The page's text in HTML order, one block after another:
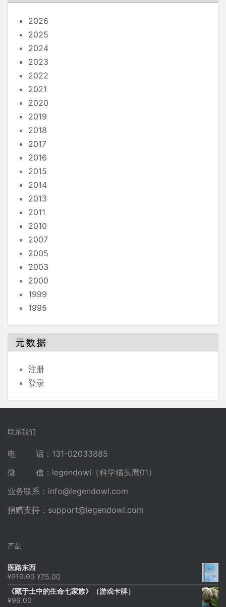
2026
2025
2024
2023
2022
2021
2020
2019
2018
2017
2016
2015
2014
2013
2011
2010
2007
2005
2003
2000
1999
1995
元数据
注册
登录
联系我们
电 话：131-02033885
微 信：legendowl（科学猫头鹰01）
业务联系： info@legendowl.com
捐赠支持： support@legendowl.com
产品
医路东西
¥210.00 原
为：
¥75.00
价
《藏于土中的生命七家族》（游戏卡牌）
¥96.00